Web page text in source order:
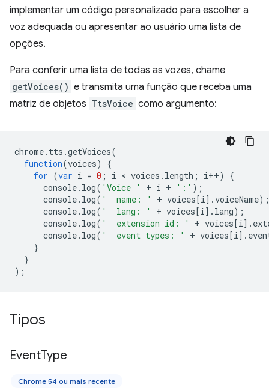
implementar um código personalizado para escolher a
voz adequada ou apresentar ao usuário uma lista de
opções.
Para conferir uma lista de todas as vozes, chame
getVoices() e transmita uma função que receba uma
matriz de objetos TtsVoice como argumento:
chrome. tts .getVoices(
function(voices)
{
for (var i = 0 ; i < voices . length ; i++)
{
console. log( 'Voice ' + i + ':' );
console. log( '  name: ' + voices[i].voiceName);
console. log( '  lang: ' + voices[i]. lang);
console. log( '  extension id: ' + voices[i].
console. log( '  event types: ' + voices[i].
}
}
);
Tipos
EventType
Chrome 54 ou mais recente